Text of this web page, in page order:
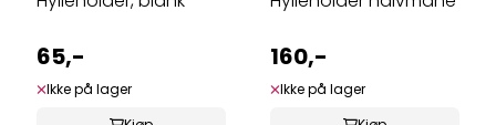
65,-
Ikke på lager
160,-
Ikke på lager